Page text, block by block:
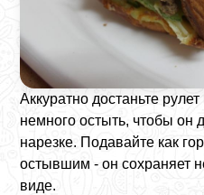
Аккуратно достаньте
немного остыть, чтобы он
нарезке. Подавайте как
остывшим - он сохраняет
виде.